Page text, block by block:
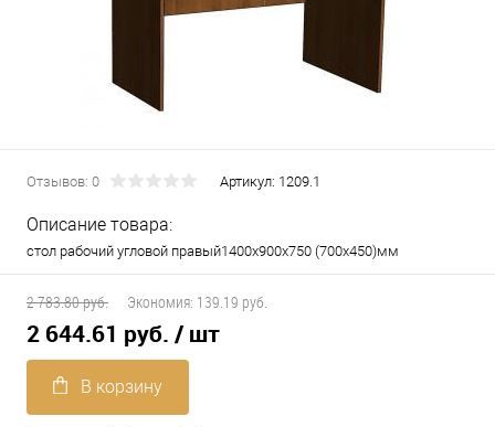
Отзывов: 0 Артикул: 1209.1
Описание товара:
стол рабочий угловой правый1400х900х750 (700х450)мм
2 783.80 руб. Экономия: 139.19 руб.
2 644.61 руб. / шт
В корзину